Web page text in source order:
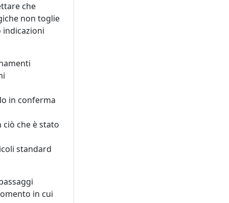
che
non toglie
indicazioni
in conferma
che è stato
standard
in cui